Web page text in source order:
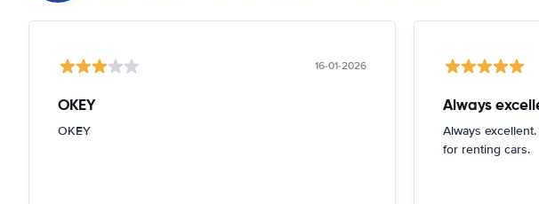
16-01-2026
OKEY
OKEY
Always
Always
for renting cars.